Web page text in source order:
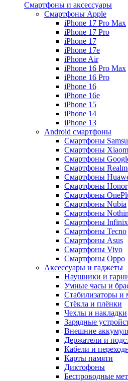
Смартфоны и аксессуары
Смартфоны Apple
iPhone 17 Pro Max
iPhone 17 Pro
iPhone 17
iPhone 17e
iPhone Air
iPhone 16 Pro Max
iPhone 16 Pro
iPhone 16
iPhone 16e
iPhone 15
iPhone 14
iPhone 13
Android cмартфоны
Смартфоны
Смартфоны
Смартфоны
Смартфоны
Смартфоны
Смартфоны Honor
Смартфоны
Смартфоны Nubia
Смартфоны
Смартфоны Infinix
Смартфоны Tecno
Смартфоны Asus
Смартфоны Vivo
Смартфоны Oppo
Аксессуары и гаджеты
Наушники и
Умные часы и
Стабилизаторы и
Стёкла и плёнки
Чехлы и накладки
Зарядные
Внешние
Держатели и
Кабели и
Карты памяти
Диктофоны
Беспроводные